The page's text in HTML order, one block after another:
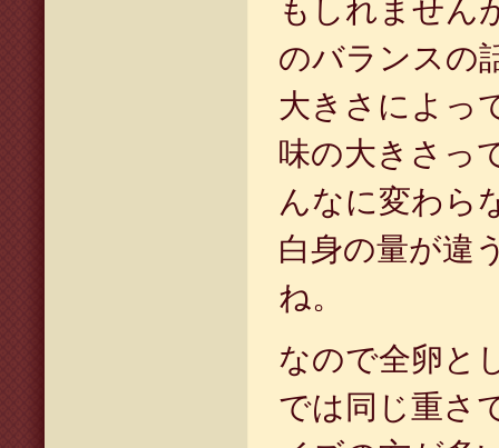
もしれません
のバランスの
大きさによっ
味の大きさっ
んなに変わら
白身の量が違
ね。
なので全卵と
では同じ重さ